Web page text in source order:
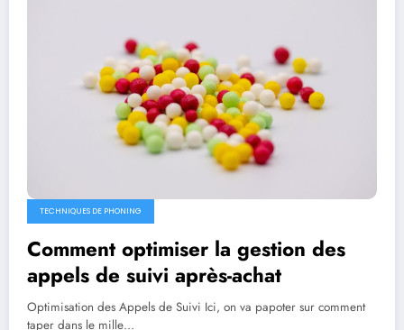
TECHNIQUES DE PHONING
Comment optimiser la gestion des
appels de suivi après-achat
Optimisation des Appels de Suivi Ici, on va papoter sur comment
taper dans le mille…